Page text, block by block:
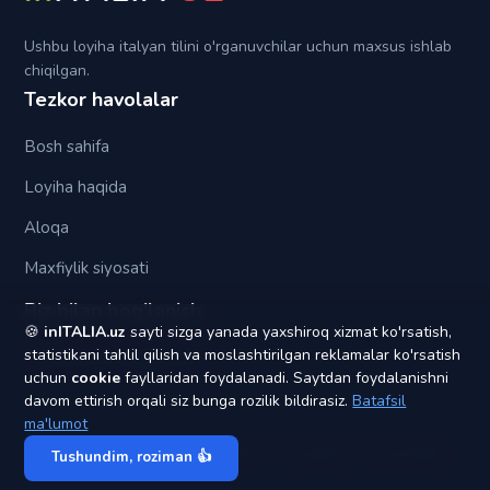
Ushbu loyiha italyan tilini o'rganuvchilar uchun maxsus ishlab
chiqilgan.
Tezkor havolalar
Bosh sahifa
Loyiha haqida
Aloqa
Maxfiylik siyosati
Biz bilan bog'lanish
yagonapochta1@gmail.com
© 2020 - 2026inITALIA UZ
🍪 inITALIA.uz sayti sizga yanada yaxshiroq xizmat ko'rsatish,
statistikani tahlil qilish va moslashtirilgan reklamalar ko'rsatish
uchun cookie fayllaridan foydalanadi. Saytdan foydalanishni
davom ettirish orqali siz bunga rozilik bildirasiz.Batafsil
ma'lumot
Tushundim, roziman 👍